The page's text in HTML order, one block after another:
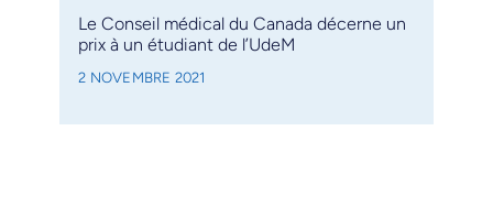
Le Conseil médical du Canada décerne un
prix à un étudiant de l’UdeM
2 NOVEMBRE 2021